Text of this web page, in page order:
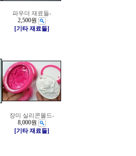
파우더 재료들-
2,500원
[기타 재료들]
장미 실리콘몰드-
8,000원
[기타 재료들]